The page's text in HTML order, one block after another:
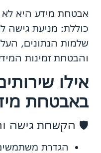
אבטחת מידע היא לא
כוללת: מניעת גישה
שלמות הנתונים,
והבטחת זמינות
אילו
באבטחת
🛡️ הקשחת גישה
הגדרת